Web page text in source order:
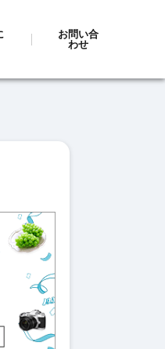
お問い合
わせ